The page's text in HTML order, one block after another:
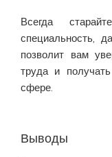
Всегда
специальность,
позволит вам
труда и
сфере.
Выводы